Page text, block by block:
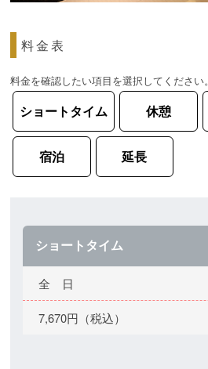
料金表
料金を確認したい項目を選択してください。
ショートタイム 休憩
宿泊 延長
ショートタイム
全 日
7,670円（税込）